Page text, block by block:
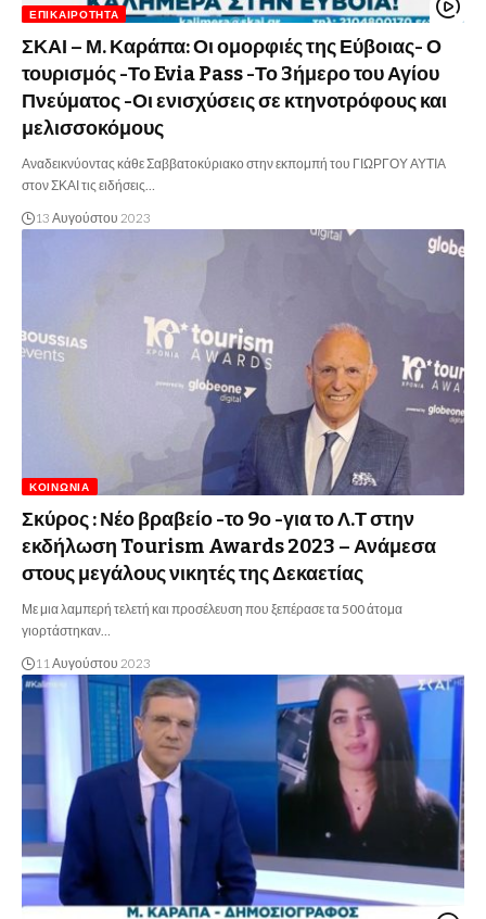
ΕΠΙΚΑΙΡΌΤΗΤΑ
ΣΚΑΙ – Μ. Καράπα: Οι ομορφιές της Εύβοιας- Ο
τουρισμός -Το Evia Pass -Το 3ήμερο του Αγίου
Πνεύματος -Οι ενισχύσεις σε κτηνοτρόφους και
μελισσοκόμους
Αναδεικνύοντας κάθε Σαββατοκύριακο στην εκπομπή του ΓΙΩΡΓΟΥ ΑΥΤΙΑ
στον ΣΚΑΙ τις ειδήσεις…
13 Αυγούστου 2023
ΚΟΙΝΩΝΊΑ
Σκύρος : Νέο βραβείο -το 9ο -για το Λ.Τ στην
εκδήλωση Tourism Awards 2023 – Ανάμεσα
στους μεγάλους νικητές της Δεκαετίας
Με μια λαμπερή τελετή και προσέλευση που ξεπέρασε τα 500 άτομα
γιορτάστηκαν…
11 Αυγούστου 2023